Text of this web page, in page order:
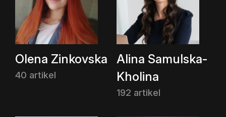
Olena Zinkovska
40 artikel
Alina Samulska-
Kholina
192 artikel